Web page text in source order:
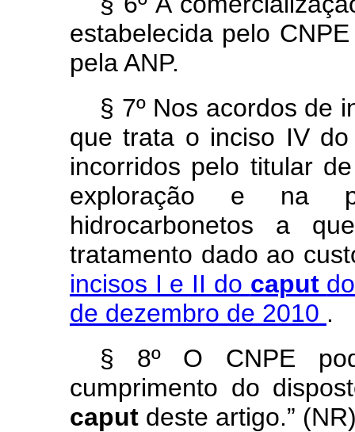
estabelecida pelo
pela ANP.
§ 7º Nos acordos de
que trata o inciso IV
incorridos pelo titular
exploração e na
hidrocarbonetos a
tratamento dado ao
incisos I e II do caput
de dezembro de 2010 .
§ 8º O CNPE
cumprimento do
caput deste artigo.”